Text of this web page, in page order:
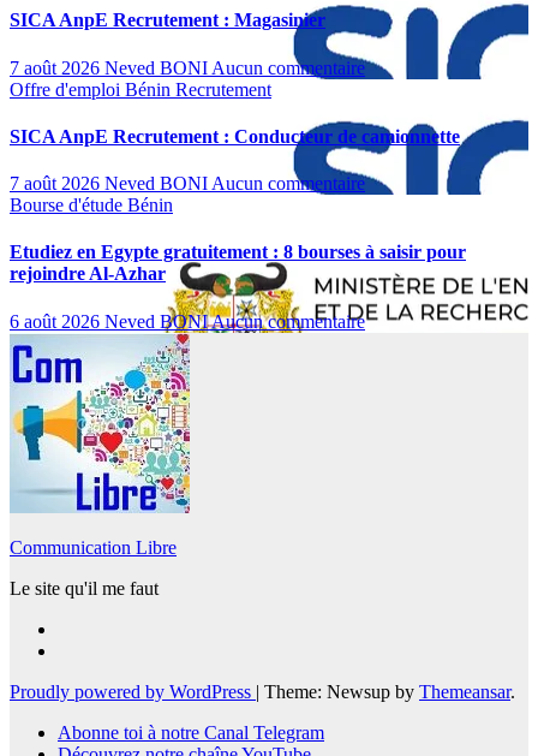
SICA AnpE Recrutement : Magasinier
7 août 2026 Neved BONI Aucun commentaire
Offre d'emploi Bénin Recrutement
SICA AnpE Recrutement : Conducteur de camionnette
7 août 2026 Neved BONI Aucun commentaire
Bourse d'étude Bénin
Etudiez en Egypte gratuitement : 8 bourses à saisir pour
rejoindre Al-Azhar
6 août 2026 Neved BONIAucun commentaire
Communication Libre
Le site qu'il me faut
Proudly powered by WordPress | Theme: Newsup by Themeansar.
Abonne toi à notre Canal Telegram